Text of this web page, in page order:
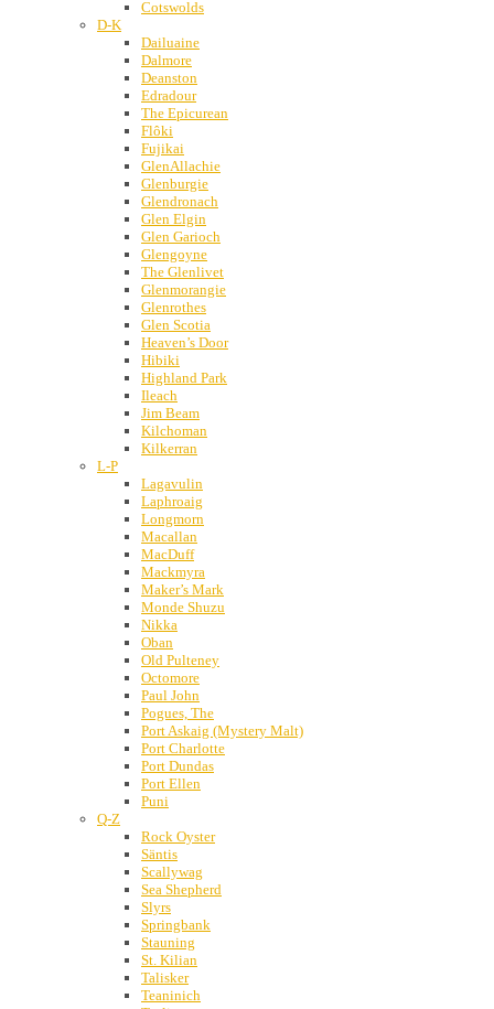
Cotswolds
D-K
Dailuaine
Dalmore
Deanston
Edradour
The Epicurean
Flôki
Fujikai
GlenAllachie
Glenburgie
Glendronach
Glen Elgin
Glen Garioch
Glengoyne
The Glenlivet
Glenmorangie
Glenrothes
Glen Scotia
Heaven’s Door
Hibiki
Highland Park
Ileach
Jim Beam
Kilchoman
Kilkerran
L-P
Lagavulin
Laphroaig
Longmorn
Macallan
MacDuff
Mackmyra
Maker’s Mark
Monde Shuzu
Nikka
Oban
Old Pulteney
Octomore
Paul John
Pogues, The
Port Askaig (Mystery Malt)
Port Charlotte
Port Dundas
Port Ellen
Puni
Q-Z
Rock Oyster
Säntis
Scallywag
Sea Shepherd
Slyrs
Springbank
Stauning
St. Kilian
Talisker
Teaninich